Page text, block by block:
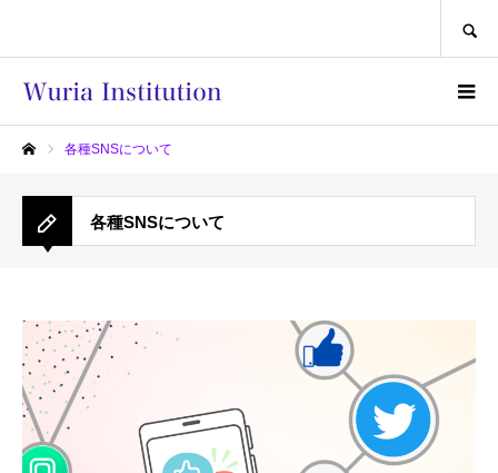
各種SNSについて
各種SNSについて